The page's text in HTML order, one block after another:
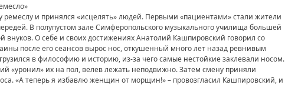
и принялся «исцелять» людей. Первыми «пациентами» стали жители
В полупустом зале Симферопольского музыкального училища большей
О себе и своих достижениях Анатолий Кашпировский говорил со
после его сеансов вырос нос, откушенный много лет назад ревнивым
в философию и историю, из-за чего самые нестойкие заклевали носом.
их на пол, велев лежать неподвижно. Затем смену приняли
«А теперь я избавлю женщин от морщин!» – провозгласил Кашпировский, и